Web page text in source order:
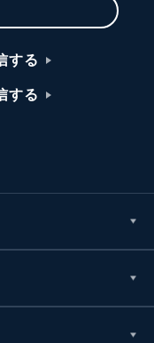
する
する